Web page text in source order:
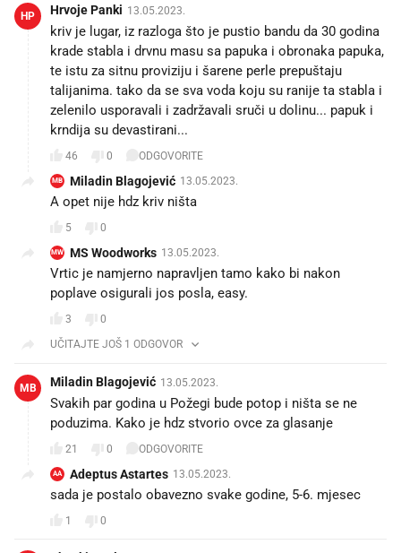
HP Hrvoje Panki 13.05.2023.
kriv je lugar, iz razloga što je pustio bandu da 30 godina
krade stabla i drvnu masu sa papuka i obronaka papuka,
te istu za sitnu proviziju i šarene perle prepuštaju
talijanima. tako da se sva voda koju su ranije ta stabla i
zelenilo usporavali i zadržavali sruči u dolinu... papuk i
krndija su devastirani...
46 0 ODGOVORITE
MB Miladin Blagojević 13.05.2023.
A opet nije hdz kriv ništa
5 0
MW MS Woodworks 13.05.2023.
Vrtic je namjerno napravljen tamo kako bi nakon
poplave osigurali jos posla, easy.
3
0
UČITAJTE JOŠ 1 ODGOVOR
MB Miladin Blagojević 13.05.2023.
Svakih par godina u Požegi bude potop i ništa se ne
poduzima. Kako je hdz stvorio ovce za glasanje
21 0 ODGOVORITE
AA Adeptus Astartes 13.05.2023.
sada je postalo obavezno svake godine, 5-6. mjesec
1 0